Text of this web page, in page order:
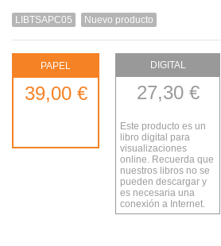
LIBTSAPC05 Nuevo producto
PAPEL
39,00 €
DIGITAL
27,30 €
Este producto es un
libro digital para
visualizaciones
online. Recuerda que
nuestros libros no se
pueden descargar y
es necesaria una
conexión a Internet.